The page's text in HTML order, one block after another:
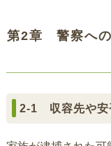
第2章 警察への
2-1 収容先や安